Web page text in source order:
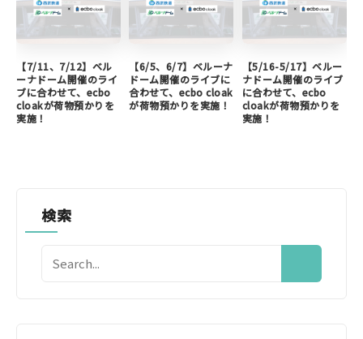
【7/11、7/12】ベル
ーナドーム開催のライ
ブに合わせて、ecbo
cloakが荷物預かりを
実施！
【6/5、6/7】ベルーナ
ドーム開催のライブに
合わせて、ecbo cloak
が荷物預かりを実施！
【5/16-5/17】ベルー
ナドーム開催のライブ
に合わせて、ecbo
cloakが荷物預かりを
実施！
検索